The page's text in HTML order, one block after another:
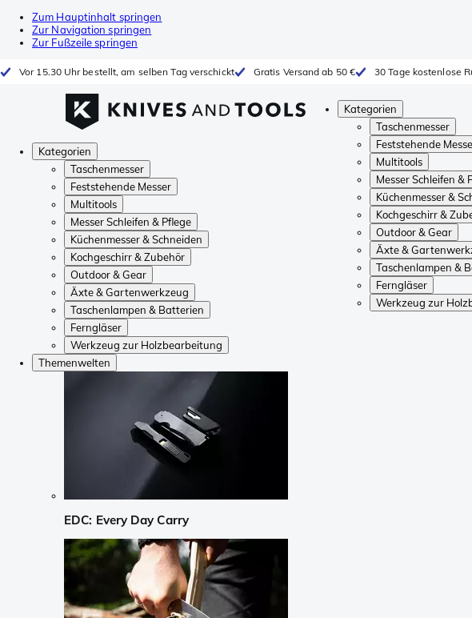
Zum Hauptinhalt springen
Zur Navigation springen
Zur Fußzeile springen
Vor 15.30 Uhr bestellt, am selben Tag verschickt Gratis Versand ab 50 € 30 Tage kostenlose
Kategorien
Taschenmesser
Feststehende
Multitools
Messer Schleifen &
Küchenmesser &
Kochgeschirr &
Outdoor & Gear
Äxte &
Taschenlampen &
Ferngläser
Werkzeug zur
Kategorien
Taschenmesser
Feststehende Messer
Multitools
Messer Schleifen & Pflege
Küchenmesser & Schneiden
Kochgeschirr & Zubehör
Outdoor & Gear
Äxte & Gartenwerkzeug
Taschenlampen & Batterien
Ferngläser
Werkzeug zur Holzbearbeitung
Themenwelten
EDC: Every Day Carry